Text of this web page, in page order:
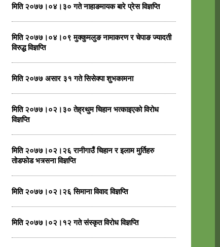
मिति २०७७।०४।३० गते नाहाङमायक बारे प्रेस विज्ञप्ति
मिति २०७७।०४।०९ मुक्कुमलुङ नामाकरण र चेपाङ ज्यादती
विरुद्ध विज्ञप्ति
मिति २०७७ असार ३१ गते सिसेक्पा शुभकामना
मिति २०७७।०२।३० तेह्रथुम चिहान भत्काइएको विरोध
विज्ञप्ति
मिति २०७७।०२।२६ रानीगाउँ चिहान र इलाम मुर्तिहरु
तोडफोड भत्र्सना विज्ञप्ति
मिति २०७७।०२।२६ सिमाना विवाद विज्ञप्ति
मिति २०७७।०२।१२ गते संस्कृत विरोध विज्ञप्ति